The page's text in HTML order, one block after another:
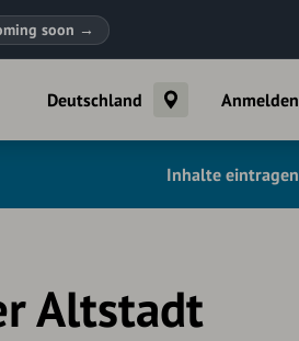
soon →
Deutschland Anmelden
Inhalte eintragen
Altstadt